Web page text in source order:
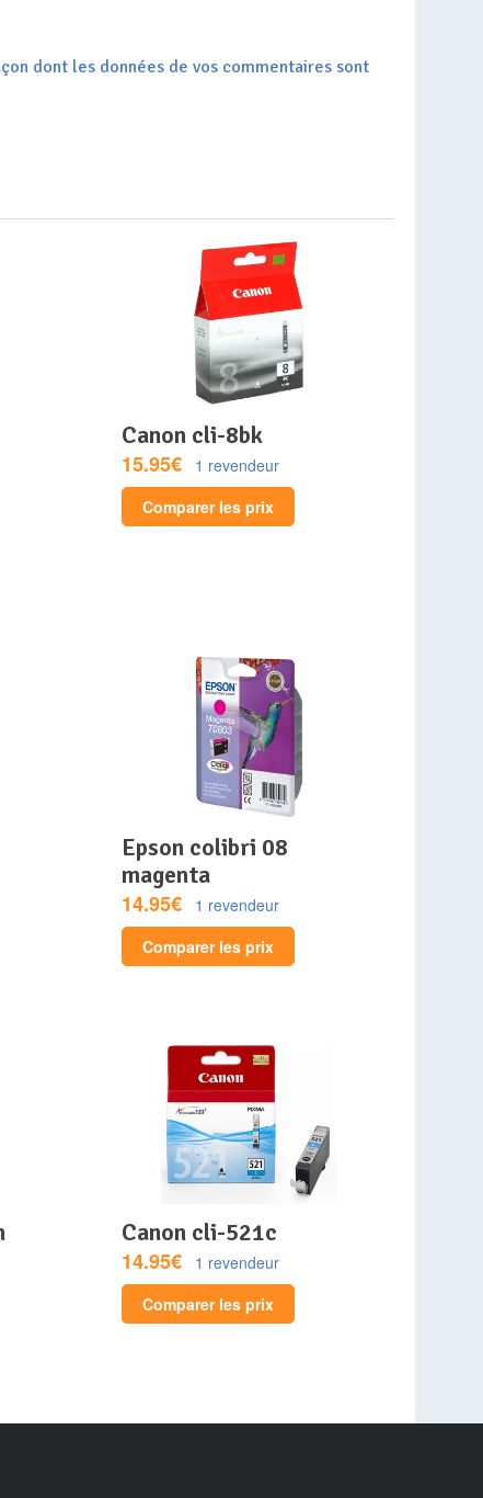
dont les données de vos commentaires sont
canon cli-8bk
15.95€
1 revendeur
Comparer les prix
epson colibri 08
magenta
14.95€
1 revendeur
Comparer les prix
canon cli-521c
14.95€
1 revendeur
Comparer les prix